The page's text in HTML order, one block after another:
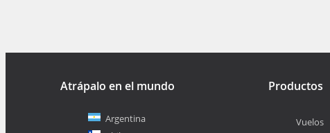
Atrápalo en el mundo
Argentina
Productos
Vuelos